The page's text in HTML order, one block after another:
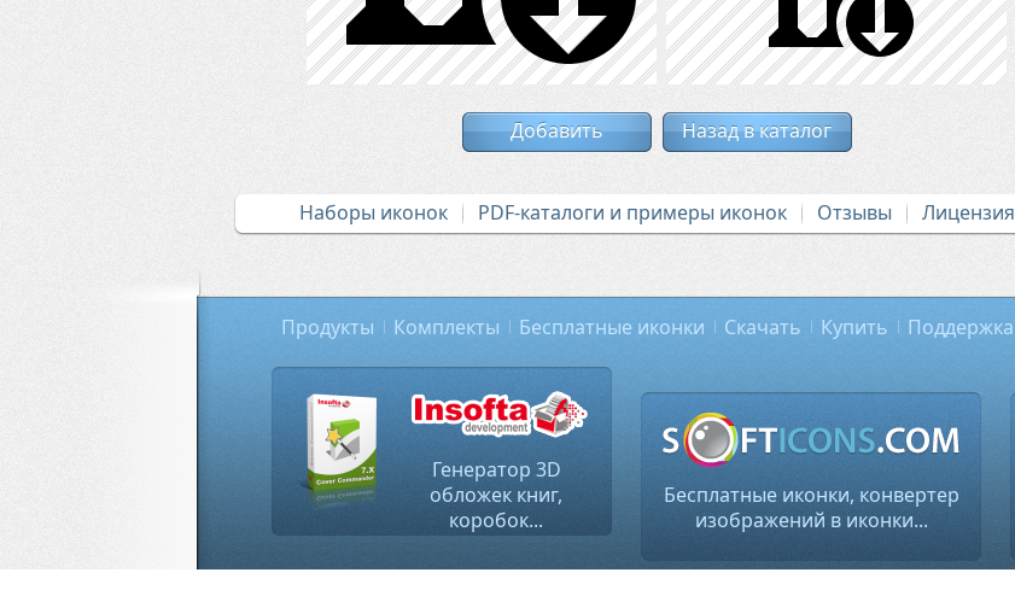
Добавить Назад в каталог
Наборы иконок PDF-каталоги и примеры иконок Отзывы Лицензия
Продукты Комплекты Бесплатные иконки Скачать Купить Поддержка
Генератор 3D
обложек книг,
коробок...
Бесплатные иконки, конвертер
изображений в иконки...